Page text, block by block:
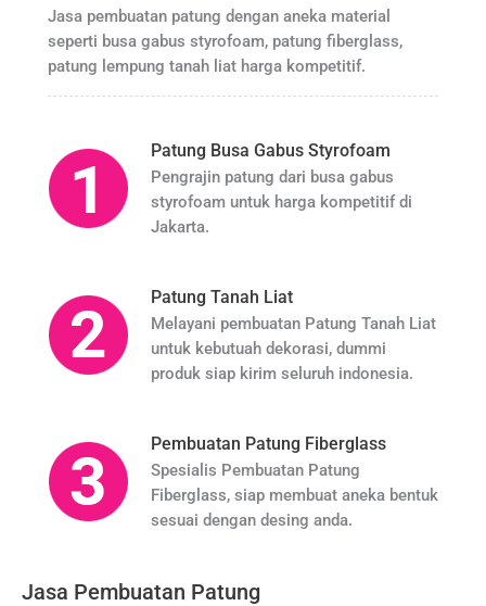
Jasa pembuatan patung dengan aneka material
seperti busa gabus styrofoam, patung fiberglass,
patung lempung tanah liat harga kompetitif.
Patung Busa Gabus Styrofoam
Pengrajin patung dari busa gabus
styrofoam untuk harga kompetitif di
Jakarta.
Patung Tanah Liat
Melayani pembuatan Patung Tanah Liat
untuk kebutuah dekorasi, dummi
produk siap kirim seluruh indonesia.
Pembuatan Patung Fiberglass
Spesialis Pembuatan Patung
Fiberglass, siap membuat aneka bentuk
sesuai dengan desing anda.
Jasa Pembuatan Patung